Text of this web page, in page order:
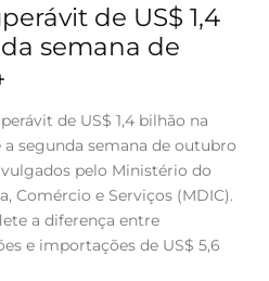
de US$ 1,4
semana de
de US$ 1,4 bilhão na
segunda semana de outubro
pelo Ministério do
Comércio e Serviços (MDIC).
a diferença entre
e importações de US$ 5,6